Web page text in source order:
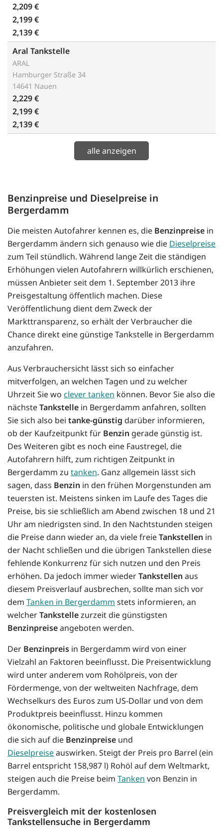
2,209 €
2,199 €
2,139 €
Aral Tankstelle
ARAL
Hamburger Straße 34
14641 Nauen
2,229 €
2,199 €
2,139 €
alle anzeigen
Benzinpreise und Dieselpreise in
Bergerdamm
Die meisten Autofahrer kennen es, die Benzinpreise in
Bergerdamm ändern sich genauso wie die Dieselpreise
zum Teil stündlich. Während lange Zeit die ständigen
Erhöhungen vielen Autofahrern willkürlich erschienen,
müssen Anbieter seit dem 1. September 2013 ihre
Preisgestaltung öffentlich machen. Diese
Veröffentlichung dient dem Zweck der
Markttransparenz, so erhält der Verbraucher die
Chance direkt eine günstige Tankstelle in Bergerdamm
anzufahren.
Aus Verbrauchersicht lässt sich so einfacher
mitverfolgen, an welchen Tagen und zu welcher
Uhrzeit Sie wo clever tanken können. Bevor Sie also die
nächsteTankstelle in Bergerdamm anfahren, sollten
Sie sich also bei tanke-günstig darüber informieren,
ob der Kaufzeitpunkt für Benzin gerade günstig ist.
Des Weiteren gibt es noch eine Faustregel, die
Autofahrern hilft, zum richtigen Zeitpunkt in
Bergerdamm zu tanken. Ganz allgemein lässt sich
sagen, dass Benzin in den frühen Morgenstunden am
teuersten ist. Meistens sinken im Laufe des Tages die
Preise, bis sie schließlich am Abend zwischen 18 und 21
Uhr am niedrigsten sind. In den Nachtstunden steigen
die Preise dann wieder an, da viele freieTankstellen in
der Nacht schließen und die übrigen Tankstellen diese
fehlende Konkurrenz für sich nutzen und den Preis
erhöhen. Da jedoch immer wiederTankstellen aus
diesem Preisverlauf ausbrechen, sollte man sich vor
dem Tanken in Bergerdamm stets informieren, an
welcherTankstellezurzeit die günstigsten
Benzinpreiseangeboten werden.
Der Benzinpreis in Bergerdamm wird von einer
Vielzahl an Faktoren beeinflusst. Die Preisentwicklung
wird unter anderem vom Rohölpreis, von der
Fördermenge, von der weltweiten Nachfrage, dem
Wechselkurs des Euros zum US-Dollar und von dem
Produktpreis beeinflusst. Hinzu kommen
ökonomische, politische und globale Entwicklungen
die sich auf die Benzinpreise und
Dieselpreiseauswirken. Steigt der Preis pro Barrel (ein
Barrel entspricht 158,987 l) Rohöl auf dem Weltmarkt,
steigen auch die Preise beim Tanken von Benzin in
Bergerdamm.
Preisvergleich mit der kostenlosen
Tankstellensuche in Bergerdamm